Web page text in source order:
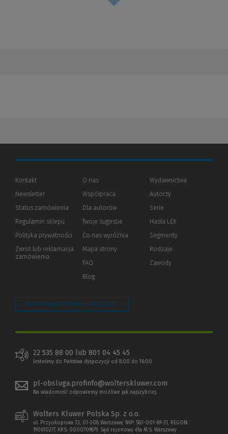
Kontakt
Newsletter
Status zamówienia
Regulamin sklepu
Polityka prywatności (Nowe
(Link
innej
Zwrot lub reklamacja
zamówienia
O nas
Współpraca
Dla autorów(Nowe
(Link
innej
Twoje sugestie
Co nas wyróżnia
Mapa strony
FAQ
Blog
Wydawnictwa
Autorzy
Serie
Hasła LEX
Segmenty
Rodzaje
Zawody
Zarządzaj preferencjami plików cookie
22 535 88 00 lub 801 04 45 45
Jesteśmy do Państwa dyspozycji od 8:00 do 16:00
pl-obsluga.profinfo@wolterskluwer.com
Na wiadomość odpowiemy możliwe jak najszybciej.
Wolters Kluwer Polska Sp. z o.o.
ul. Przyokopowa 33, 01-208 Warszawa; NIP: 583-001-89-31, REGON:
190610277, KRS: 0000709879, Sąd rejonowy dla M.S. Warszawy